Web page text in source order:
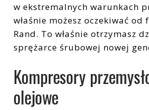
w ekstremalnych warunkach
właśnie możesz oczekiwać
Rand. To właśnie otrzymasz
sprężarce śrubowej nowej
Kompresory
olejowe